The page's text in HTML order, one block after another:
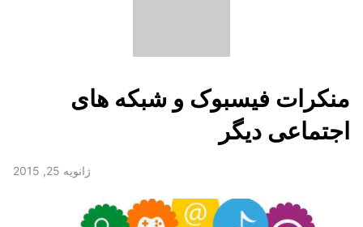
منکرات فیسبوک و شبکه های
اجتماعی دیگر
ژانویه 25, 2015